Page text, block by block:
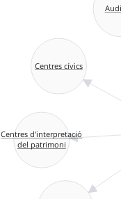
Centres cívics
Centres d'interpretació
del patrimoni